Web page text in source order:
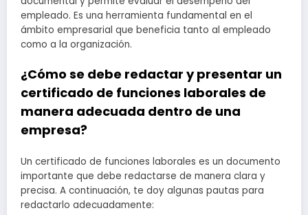
empleado. Es una herramienta fundamental en el
ámbito empresarial que beneficia tanto al empleado
como a la organización.
¿Cómo se debe redactar y presentar un
certificado de funciones laborales de
manera adecuada dentro de una
empresa?
Un certificado de funciones laborales es un documento
importante que debe redactarse de manera clara y
precisa. A continuación, te doy algunas pautas para
redactarlo adecuadamente: